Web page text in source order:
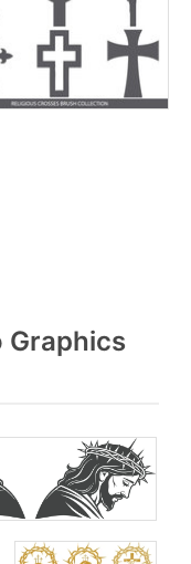
Graphics